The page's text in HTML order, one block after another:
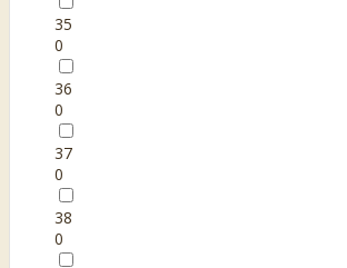
35
0
36
0
37
0
38
0